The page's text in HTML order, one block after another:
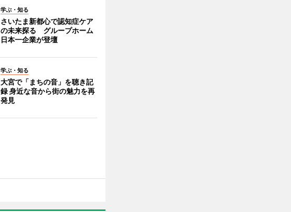
学ぶ・知る
さいたま新都心で認知症ケア
の未来探る グループホーム
日本一企業が登壇
学ぶ・知る
大宮で「まちの音」を聴き記
録 身近な音から街の魅力を再
発見